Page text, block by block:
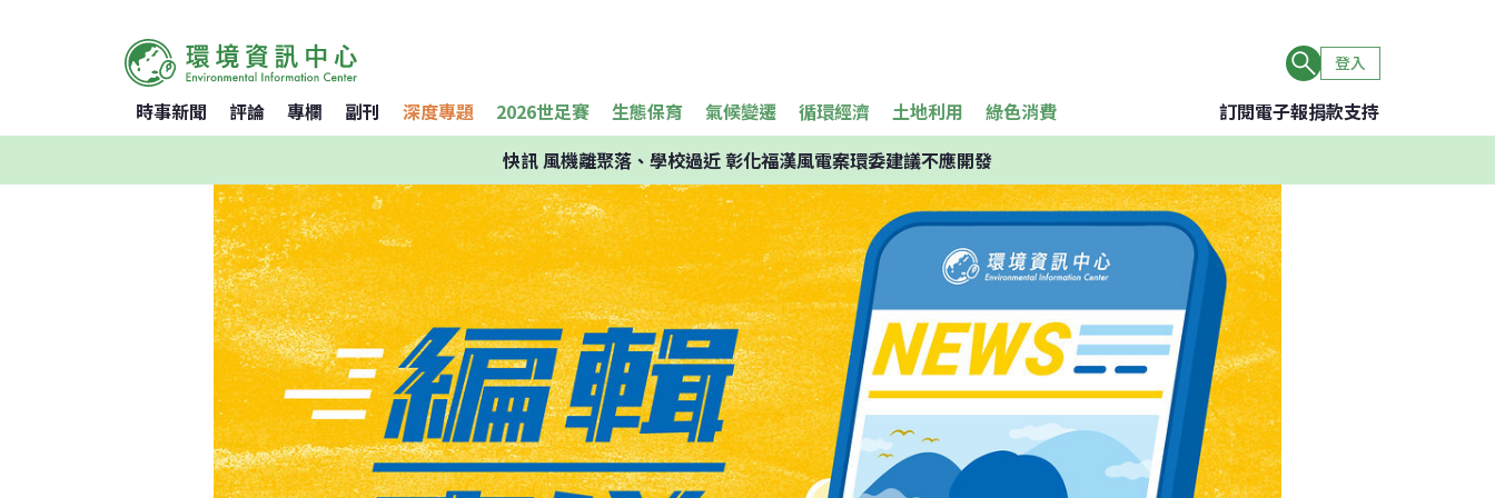
登入
時事新聞 評論 專欄 副刊 深度專題 2026世足賽 生態保育 氣候變遷 循環經濟 土地利用 綠色消費 訂閱電子報捐款支持
快訊風機離聚落、學校過近 彰化福漢風電案環委建議不應開發